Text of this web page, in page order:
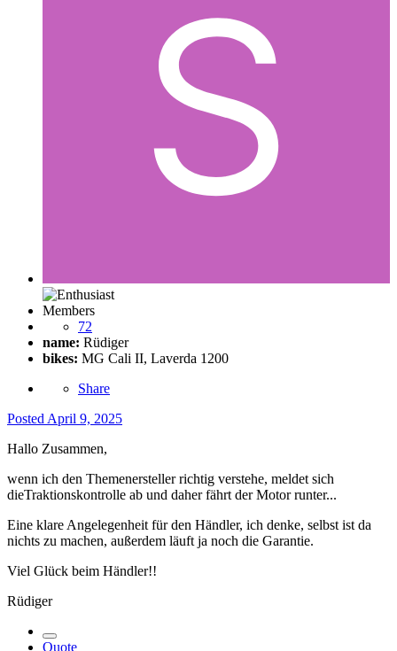
Members
72
name: Rüdiger
bikes: MG Cali II, Laverda 1200
Share
Posted April 9, 2025
Hallo Zusammen,
wenn ich den Themenersteller richtig verstehe, meldet sich
dieTraktionskontrolle ab und daher fährt der Motor runter...
Eine klare Angelegenheit für den Händler, ich denke, selbst ist da
nichts zu machen, außerdem läuft ja noch die Garantie.
Viel Glück beim Händler!!
Rüdiger
Quote